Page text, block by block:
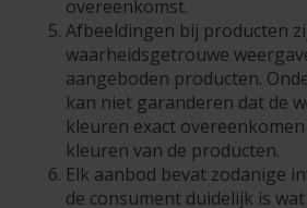
overeenkomst.
Afbeeldingen bij producten
waarheidsgetrouwe
aangeboden producten.
kan niet garanderen dat de
kleuren exact
kleuren van de producten.
Elk aanbod bevat zodanige
de consument duidelijk is